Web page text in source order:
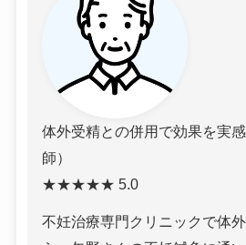
体外受精との併用で効果を実
師）
★★★★★ 5.0
不妊治療専門クリニックで体